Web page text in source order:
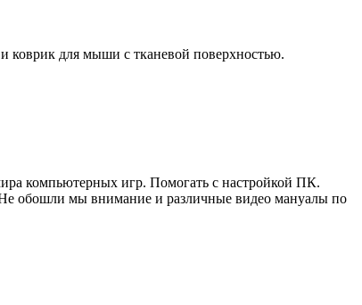
коврик для мыши с тканевой поверхностью.
компьютерных игр. Помогать с настройкой ПК.
Не обошли мы внимание и различные видео мануалы по